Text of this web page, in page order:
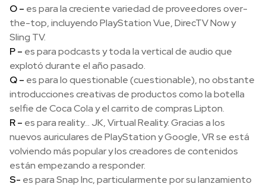
O – es para la creciente variedad de proveedores over-
the-top, incluyendo PlayStation Vue, DirecTV Now y
Sling TV.
P – es para podcasts y toda la vertical de audio que
explotó durante el año pasado.
Q – es para lo questionable (cuestionable), no obstante
introducciones creativas de productos como la botella
selfie de Coca Cola y el carrito de compras Lipton.
R – es para reality… JK, Virtual Reality. Gracias a los
nuevos auriculares de PlayStation y Google, VR se está
volviendo más popular y los creadores de contenidos
están empezando a responder.
S- es para Snap Inc, particularmente por su lanzamiento